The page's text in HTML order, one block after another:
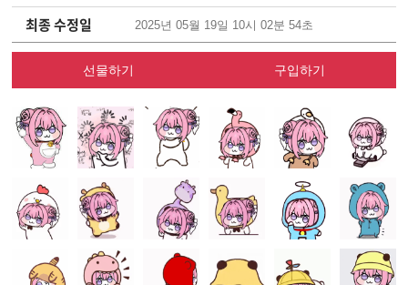
최종 수정일 2025년 05월 19일 10시 02분 54초
선물하기 구입하기